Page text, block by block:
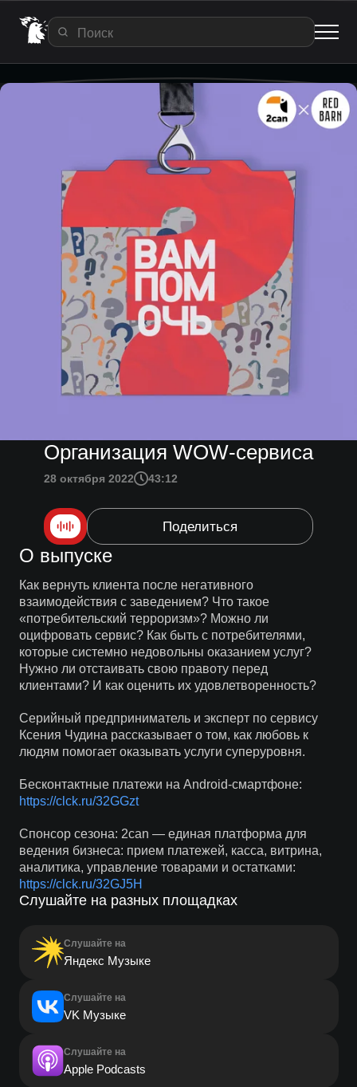
Организация WOW-сервиса
28 октября 2022 43:12
Поделиться
О выпуске
Как вернуть клиента после негативного
взаимодействия с заведением? Что такое
«потребительский терроризм»? Можно ли
оцифровать сервис? Как быть с потребителями,
которые системно недовольны оказанием услуг?
Нужно ли отстаивать свою правоту перед
клиентами? И как оценить их удовлетворенность?
Серийный предприниматель и эксперт по сервису
Ксения Чудина рассказывает о том, как любовь к
людям помогает оказывать услуги суперуровня.
Бесконтактные платежи на Android-смартфоне:
https://clck.ru/32GGzt
Спонсор сезона: 2can — единая платформа для
ведения бизнеса: прием платежей, касса, витрина,
аналитика, управление товарами и остатками:
https://clck.ru/32GJ5H
Слушайте на разных площадках
Слушайте на
Яндекс Музыке
Слушайте на
VK Музыке
Слушайте на
Apple Podcasts